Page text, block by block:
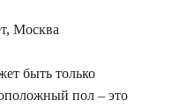
Москва
быть только
пол – это